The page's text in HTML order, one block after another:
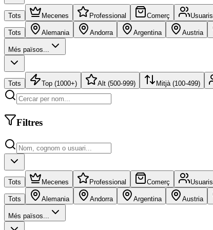
Tots Mecenes Professional Comerç Usuaris
Tots Alemania Andorra Argentina Austria
Més països...
Tots Top (1000+) Alt (500-999) Mitjà (100-499)
Filtres
Tots Mecenes Professional Comerç Usuaris
Tots Alemania Andorra Argentina Austria
Més països...